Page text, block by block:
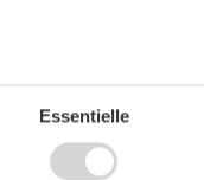
Essentielle